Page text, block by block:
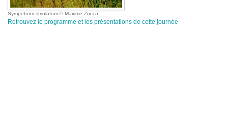
Sympetrum striolatum Maxime Zucca
Retrouvez le programme et les présentations de cette journée